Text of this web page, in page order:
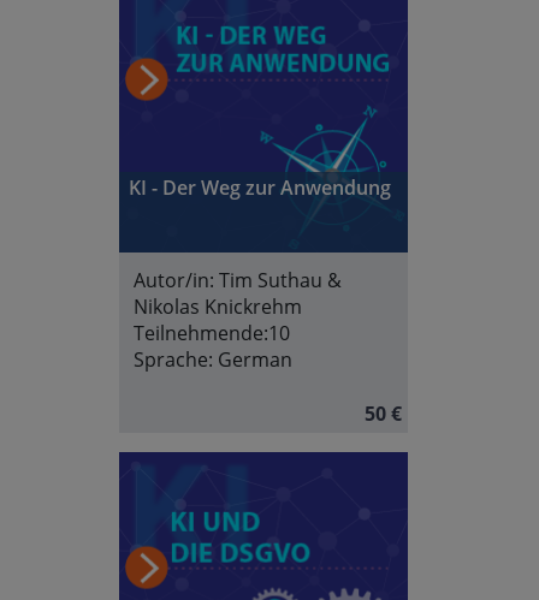
KI - Der Weg zur Anwendung
Autor/in: Tim Suthau &
Nikolas Knickrehm
Teilnehmende:10
Sprache: German
50 €